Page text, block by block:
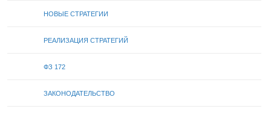
НОВЫЕ СТРАТЕГИИ
РЕАЛИЗАЦИЯ СТРАТЕГИЙ
ФЗ 172
ЗАКОНОДАТЕЛЬСТВО